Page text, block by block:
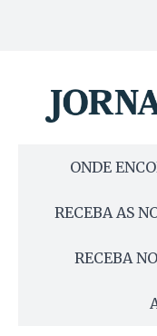
ONDE
RECEBA AS
RECEBA